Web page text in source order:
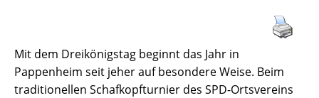
Mit dem Dreikönigstag beginnt das Jahr in
Pappenheim seit jeher auf besondere Weise. Beim
traditionellen Schafkopfturnier des SPD-Ortsvereins